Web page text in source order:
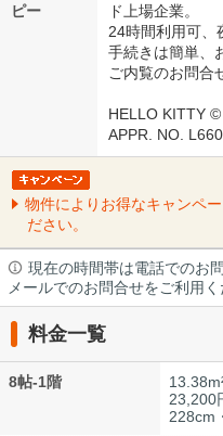
ピー
ド上場企業。
24時間利用可、
手続きは簡単、
ご内覧のお問合
HELLO KITTY
APPR. NO.
物件によりお得なキャンペ
ださい。
現在の時間帯は電話でのお
メールでのお問合せをご利用く
料金一覧
8帖-1階
23,200
228cm